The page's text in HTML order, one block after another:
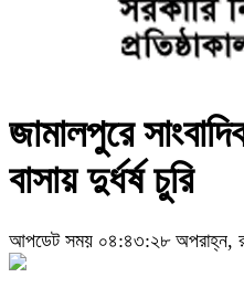
জামালপুরে
বাসায় দুর্ধর্ষ চুরি
আপডেট সময় ০৪:৪৩:২৮ অপরাহ্ন,